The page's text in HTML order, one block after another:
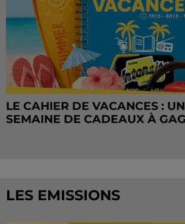
LE CAHIER DE VACANCES :
SEMAINE DE CADEAUX À
LES EMISSIONS